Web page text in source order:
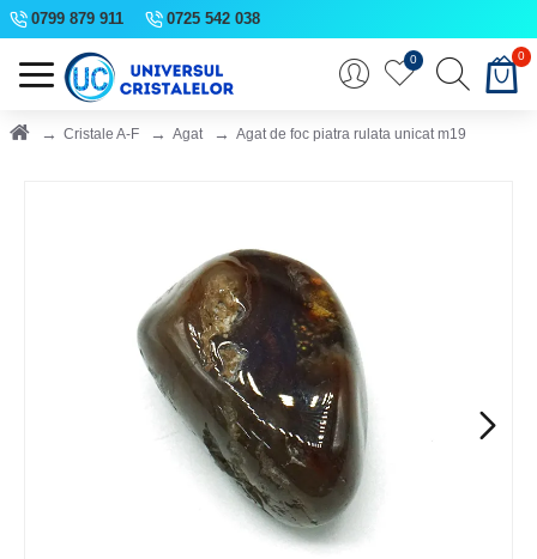
0799 879 911 0725 542 038
0 0
Cristale A-F Agat Agat de foc piatra rulata unicat m19